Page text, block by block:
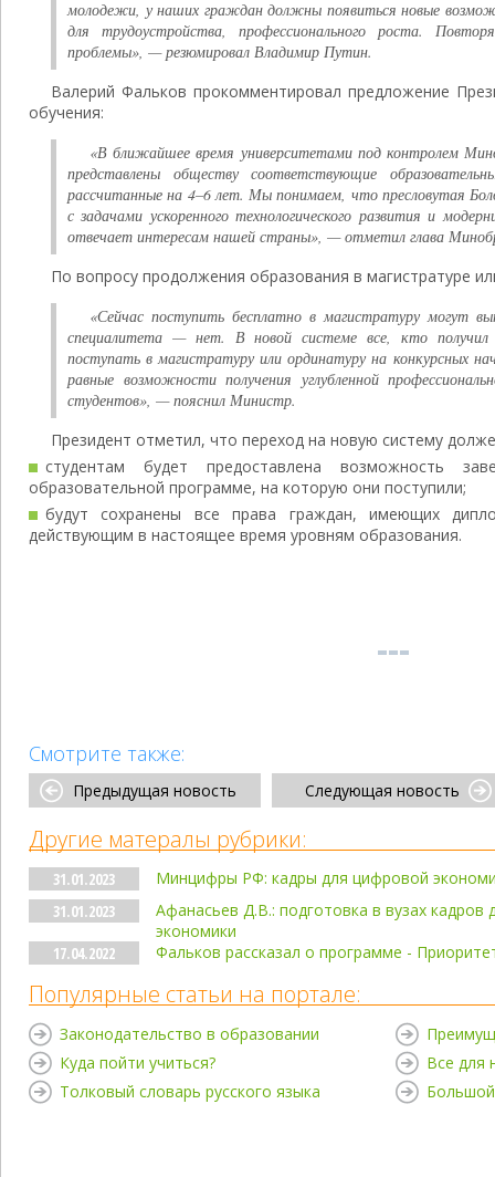
молодежи, у наших граждан должны появиться новые
для трудоустройства, профессионального роста.
проблемы», — резюмировал Владимир Путин.
Валерий Фальков прокомментировал предложение
обучения:
«В ближайшее время университетами под контролем
представлены обществу соответствующие
рассчитанные на 4–6 лет. Мы понимаем, что пресловутая
с задачами ускоренного технологического развития и
отвечает интересам нашей страны», — отметил глава
По вопросу продолжения образования в магистратуре
«Сейчас поступить бесплатно в магистратуру могут
специалитета — нет. В новой системе все, кто получил
поступать в магистратуру или ординатуру на конкурсных
равные возможности получения углубленной
студентов», — пояснил Министр.
Президент отметил, что переход на новую систему
студентам будет предоставлена возможность
образовательной программе, на которую они поступили;
будут сохранены все права граждан, имеющих
действующим в настоящее время уровням образования.
Смотрите также:
Предыдущая новость Следующая новость
Другие матералы рубрики:
31.01.2023
Минцифры РФ: кадры для цифровой
31.01.2023
Афанасьев Д.В.: подготовка в вузах
экономики
17.04.2022
Фальков рассказал о программе -
Популярные статьи на портале:
Законодательство в образовании
Куда пойти учиться?
Толковый словарь русского языка
Все для
Большой